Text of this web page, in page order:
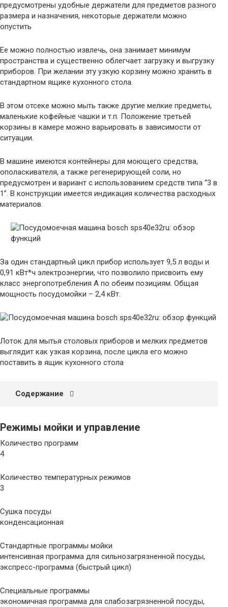
предусмотрены удобные держатели для предметов разного
размера и назначения, некоторые держатели можно
опустить
Ее можно полностью извлечь, она занимает минимум
пространства и существенно облегчает загрузку и выгрузку
приборов. При желании эту узкую корзину можно хранить в
стандартном ящике кухонного стола.
В этом отсеке можно мыть также другие мелкие предметы,
маленькие кофейные чашки и т.п. Положение третьей
корзины в камере можно варьировать в зависимости от
ситуации.
В машине имеются контейнеры для моющего средства,
ополаскивателя, а также регенерирующей соли, но
предусмотрен и вариант с использованием средств типа “3 в
1”. В конструкции имеется индикация количества расходных
материалов.
За один стандартный цикл прибор использует 9,5 л воды и
0,91 кВт*ч электроэнергии, что позволило присвоить ему
класс энергопотребления А по обеим позициям. Общая
мощность посудомойки – 2,4 кВт.
Лоток для мытья столовых приборов и мелких предметов
выглядит как узкая корзина, после цикла его можно
поставить в ящик кухонного стола
Содержание
Режимы мойки и управление
Количество программ
4
Количество температурных режимов
3
Сушка посуды
конденсационная
Стандартные программы мойки
интенсивная программа для сильнозагрязненной посуды,
экспресс-программа (быстрый цикл)
Специальные программы
экономичная программа для слабозагрязненной посуды,